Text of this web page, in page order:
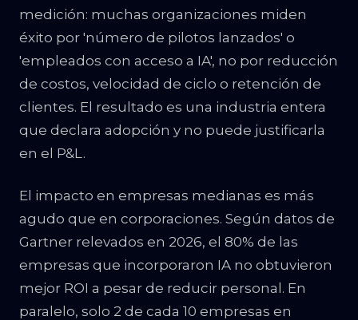
medición: muchas organizaciones miden
éxito por 'número de pilotos lanzados' o
'empleados con acceso a IA', no por reducción
de costos, velocidad de ciclo o retención de
clientes. El resultado es una industria entera
que declara adopción y no puede justificarla
en el P&L.
El impacto en empresas medianas es más
agudo que en corporaciones. Según datos de
Gartner relevados en 2026, el 80% de las
empresas que incorporaron IA no obtuvieron
mejor ROI a pesar de reducir personal. En
paralelo, solo 2 de cada 10 empresas en